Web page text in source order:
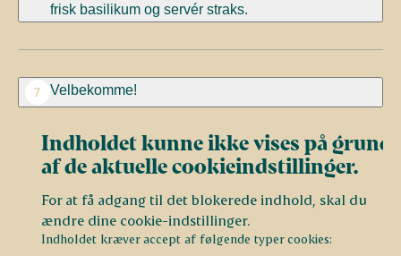
frisk basilikum og servér straks.
7 Velbekomme!
Indholdet kunne ikke vises på grund
af de aktuelle cookieindstillinger.
For at få adgang til det blokerede indhold, skal du
ændre dine cookie-indstillinger.
Indholdet kræver accept af følgende typer cookies: